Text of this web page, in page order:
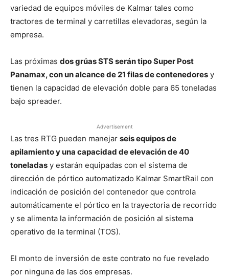
variedad de equipos móviles de Kalmar tales como
tractores de terminal y carretillas elevadoras, según la
empresa.
Las próximas dos grúas STS serán tipo Super Post
Panamax, con un alcance de 21 filas de contenedores y
tienen la capacidad de elevación doble para 65 toneladas
bajo spreader.
Advertisement
Las tres RTG pueden manejar seis equipos de
apilamiento y una capacidad de elevación de 40
toneladas y estarán equipadas con el sistema de
dirección de pórtico automatizado Kalmar SmartRail con
indicación de posición del contenedor que controla
automáticamente el pórtico en la trayectoria de recorrido
y se alimenta la información de posición al sistema
operativo de la terminal (TOS).
El monto de inversión de este contrato no fue revelado
por ninguna de las dos empresas.